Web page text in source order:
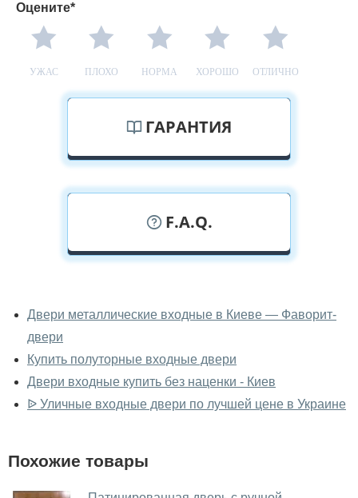
Оцените*
УЖАС ПЛОХО НОРМА ХОРОШО ОТЛИЧНО
ГАРАНТИЯ
F.A.Q.
двери вживую?
Да, можно посмотреть полуторные двери в нашем
фирменном салоне-магазине.
У вас большой магазин?
Помогаете ли вы выбрать
Двери металлические входные в Киеве — Фаворит-
двери
Купить полуторные входные двери
Двери входные купить без наценки - Киев
ᐉ Уличные входные двери по лучшей цене в Украине
Похожие товары